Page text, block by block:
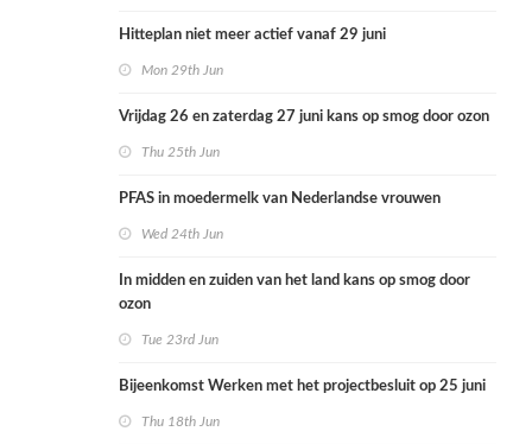
Hitteplan niet meer actief vanaf 29 juni
Mon 29th Jun
Vrijdag 26 en zaterdag 27 juni kans op smog door ozon
Thu 25th Jun
PFAS in moedermelk van Nederlandse vrouwen
Wed 24th Jun
In midden en zuiden van het land kans op smog door
ozon
Tue 23rd Jun
Bijeenkomst Werken met het projectbesluit op 25 juni
Thu 18th Jun